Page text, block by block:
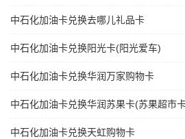
中石化加油卡兑换去哪儿礼品卡
中石化加油卡兑换阳光卡(阳光爱车)
中石化加油卡兑换华润万家购物卡
中石化加油卡兑换华润苏果卡(苏果超市
中石化加油卡兑换天虹购物卡